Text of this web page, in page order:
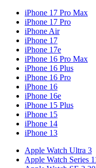
iPhone 17 Pro Max
iPhone 17 Pro
iPhone Air
iPhone 17
iPhone 17e
iPhone 16 Pro Max
iPhone 16 Plus
iPhone 16 Pro
iPhone 16
iPhone 16e
iPhone 15 Plus
iPhone 15
iPhone 14
iPhone 13
Apple Watch Ultra 3
Apple Watch Series